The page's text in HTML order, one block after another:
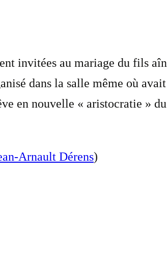
invitées au mariage du fils
dans la salle même où
en nouvelle « aristocratie »
Arnault Dérens)